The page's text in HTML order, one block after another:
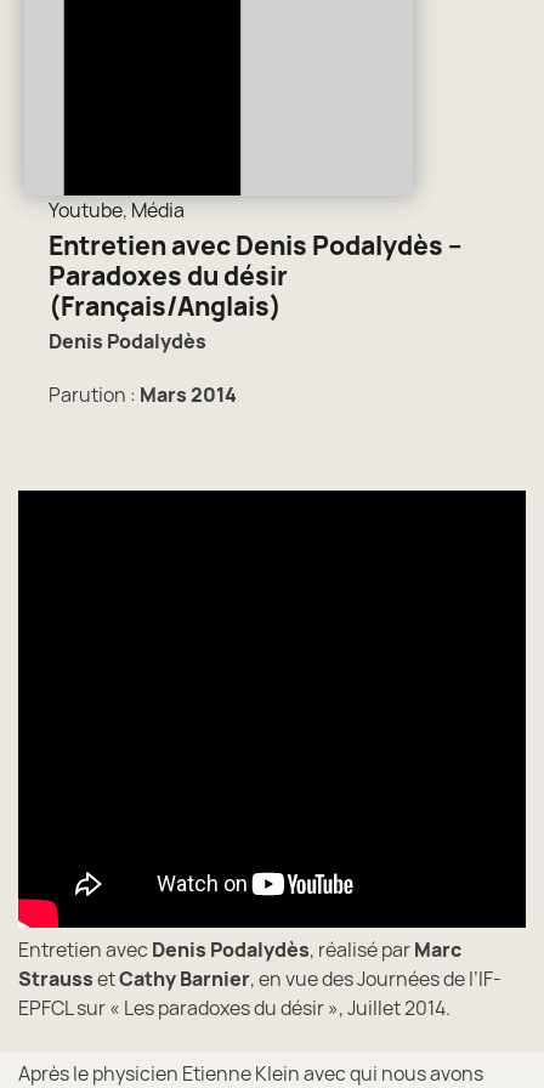
Youtube, Média
Entretien avec Denis Podalydès –
Paradoxes du désir
(Français/Anglais)
Denis Podalydès
Parution : Mars 2014
Entretien avec Denis Podalydès, réalisé parMarc
StraussetCathy Barnier, en vue des Journées de l’IF-
EPFCL sur « Les paradoxes du désir », Juillet 2014.
Après le physicien Etienne Klein avec qui nous avons